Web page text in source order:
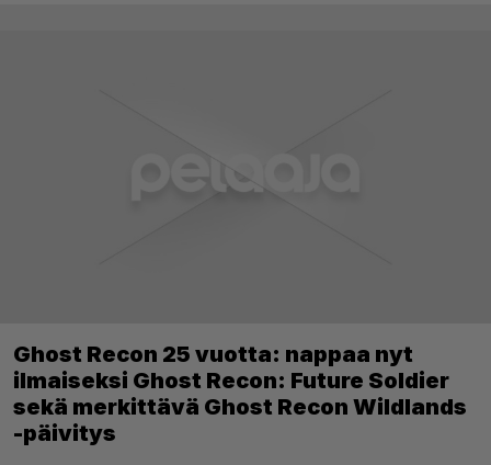
Ghost Recon 25 vuotta: nappaa nyt
ilmaiseksi Ghost Recon: Future Soldier
sekä merkittävä Ghost Recon Wildlands
-päivitys